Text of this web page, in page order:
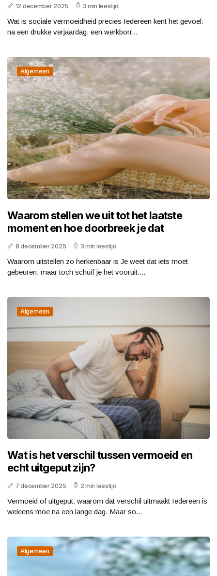
12 december 2025 3 min leestijd
Wat is sociale vermoeidheid precies Iedereen kent het gevoel:
na een drukke verjaardag, een werkborr...
Algemeen
Waarom stellen we uit tot het laatste
moment en hoe doorbreek je dat
8 december 2025 3 min leestijd
Waarom uitstellen zo herkenbaar is Je weet dat iets moet
gebeuren, maar toch schuif je het vooruit....
Algemeen
Wat is het verschil tussen vermoeid en
echt uitgeput zijn?
7 december 2025 2 min leestijd
Vermoeid of uitgeput: waarom dat verschil uitmaakt Iedereen is
weleens moe na een lange dag. Maar so...
Algemeen